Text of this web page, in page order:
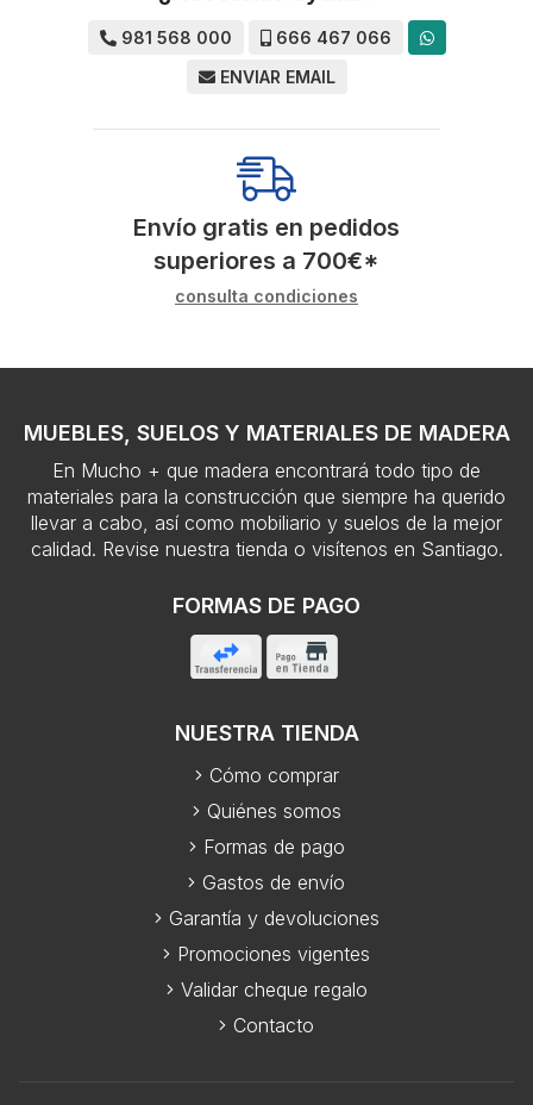
981 568 000
666 467 066
ENVIAR EMAIL
Envío gratis en pedidos
superiores a 700€*
consulta condiciones
MUEBLES, SUELOS Y MATERIALES DE MADERA
En Mucho + que madera encontrará todo tipo de
materiales para la construcción que siempre ha querido
llevar a cabo, así como mobiliario y suelos de la mejor
calidad. Revise nuestra tienda o visítenos en Santiago.
FORMAS DE PAGO
NUESTRA TIENDA
Cómo comprar
Quiénes somos
Formas de pago
Gastos de envío
Garantía y devoluciones
Promociones vigentes
Validar cheque regalo
Contacto